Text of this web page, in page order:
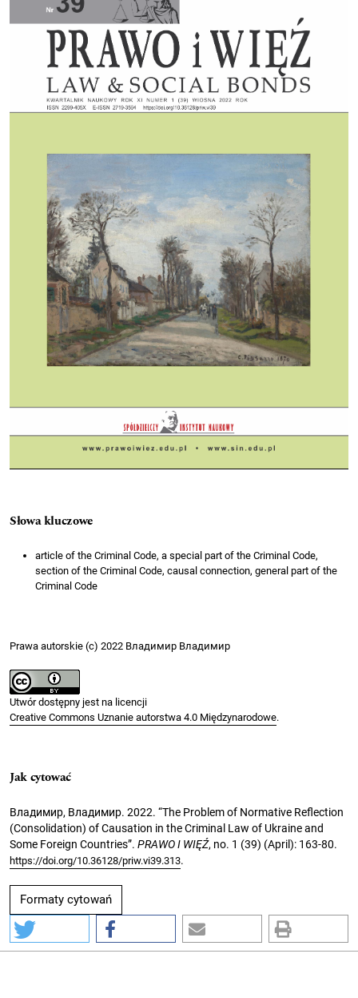
Słowa kluczowe
article of the Criminal Code, a special part of the Criminal Code,
section of the Criminal Code, causal connection, general part of the
Criminal Code
Prawa autorskie (c) 2022 Владимир Владимир
Utwór dostępny jest na licencji
Creative Commons Uznanie autorstwa 4.0 Międzynarodowe.
Jak cytować
Владимир, Владимир. 2022. “The Problem of Normative Reflection
(Consolidation) of Causation in the Criminal Law of Ukraine and
Some Foreign Countries”. PRAWO I WIĘŹ, no. 1 (39) (April): 163-80.
https://doi.org/10.36128/priw.vi39.313.
Formaty cytowań